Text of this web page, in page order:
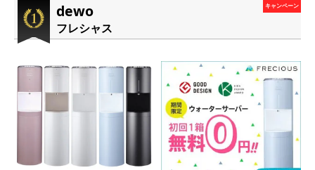
dewo
フレシャス
キャンペーン